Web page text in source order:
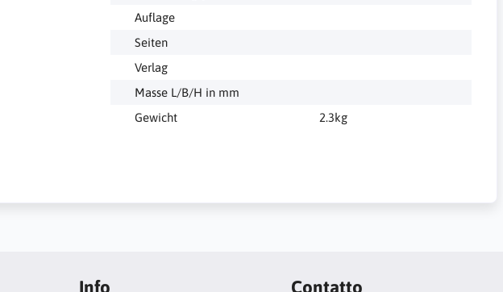
Auflage
Seiten
Verlag
Masse L/B/H in mm
Gewicht
2.3kg
Info Contatto